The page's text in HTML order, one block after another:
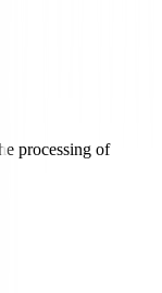
processing of